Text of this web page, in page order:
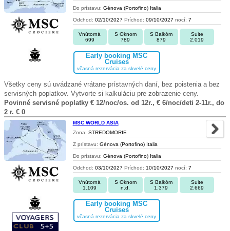
Do prístavu: Génova (Portofino) Italia
Odchod: 02/10/2027 Príchod: 09/10/2027 nocí: 7
Vnútorná
699
S Oknom
789
S Balkóm
879
Suite
2.019
Early booking MSC
Cruises
včasná rezervácia za skvelé ceny
Všetky ceny sú uvádzané vrátane prístavných daní, bez poistenia a bez
servisných poplatkov. Vytvorte si kalkuláciu pre zobrazenie ceny.
Povinné servisné poplatky € 12/noc/os. od 12r., € 6/noc/deti 2-11r., do
2 r. € 0
MSC WORLD ASIA
Zona: STREDOMORIE
Z prístavu: Génova (Portofino) Italia
Do prístavu: Génova (Portofino) Italia
Odchod: 03/10/2027 Príchod: 10/10/2027 nocí: 7
Vnútorná
1.109
S Oknom
n.d.
S Balkóm
1.379
Suite
2.669
Early booking MSC
Cruises
včasná rezervácia za skvelé ceny